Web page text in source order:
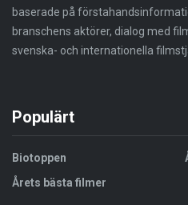
baserade på
branschens aktörer, dialog med
svenska- och internationella
Populärt
Biotoppen
Årets bästa filmer